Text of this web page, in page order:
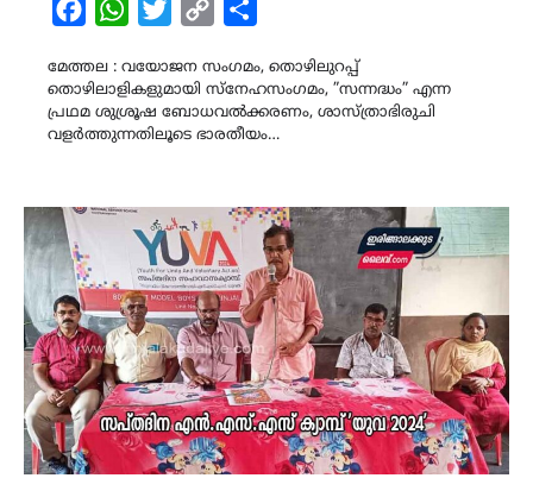
FacebookWhatsAppTwitterCopy
മേത്തല : വയോജന സംഗമം, തൊഴിലുറപ്പ്
തൊഴിലാളികളുമായി സ്നേഹസംഗമം, ”സന്നദ്ധം” എന്ന
പ്രഥമ ശുശ്രൂഷ ബോധവൽക്കരണം, ശാസ്ത്രാഭിരുചി
വളർത്തുന്നതിലൂടെ ഭാരതീയം…